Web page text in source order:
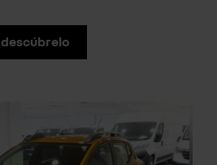
descúbrelo